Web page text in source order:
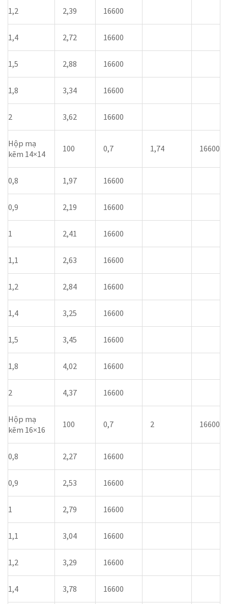
1,2 2,39 16600
1,4 2,72 16600
1,5 2,88 16600
1,8 3,34 16600
2 3,62 16600
Hộp mạ
kẽm 14×14
100 0,7 1,74 16600
0,8 1,97 16600
0,9 2,19 16600
1 2,41 16600
1,1 2,63 16600
1,2 2,84 16600
1,4 3,25 16600
1,5 3,45 16600
1,8 4,02 16600
2 4,37 16600
Hộp mạ
kẽm 16×16
100 0,7 2 16600
0,8 2,27 16600
0,9 2,53 16600
1 2,79 16600
1,1 3,04 16600
1,2 3,29 16600
1,4 3,78 16600